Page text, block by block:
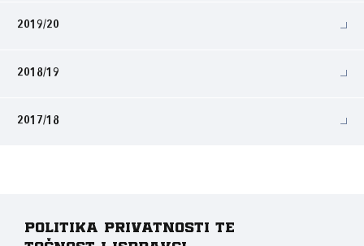
2019/20
2018/19
2017/18
Politika privatnosti te